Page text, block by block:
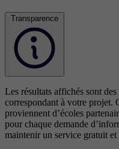
Transparence
Les résultats affichés sont
correspondant à votre projet.
proviennent d’écoles
pour chaque demande
maintenir un service gratuit et